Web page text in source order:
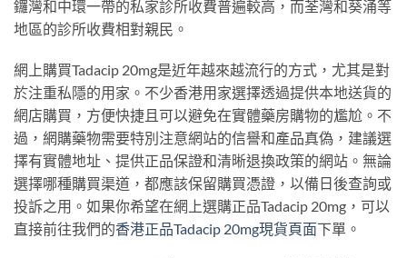
鑼灣和中環一帶的私家診所收費普遍較高，而荃灣和葵涌等
地區的診所收費相對親民。
網上購買Tadacip 20mg是近年越來越流行的方式，尤其是對
於注重私隱的用家。不少香港用家選擇透過提供本地送貨的
網店購買，方便快捷且可以避免在實體藥房購物的尷尬。不
過，網購藥物需要特別注意網站的信譽和產品真偽，建議選
擇有實體地址、提供正品保證和清晰退換政策的網站。無論
選擇哪種購買渠道，都應該保留購買憑證，以備日後查詢或
投訴之用。如果你希望在網上選購正品Tadacip 20mg，可以
直接前往我們的香港正品Tadacip 20mg現貨頁面下單。